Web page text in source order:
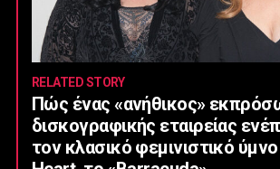
RELATED STORY
Πώς ένας «ανήθικος»
δισκογραφικής εταιρείας
τον κλασικό φεμινιστικό